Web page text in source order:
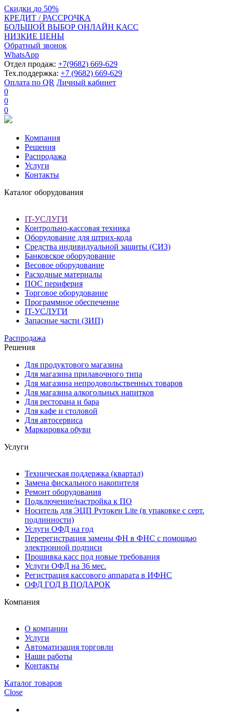
Скидки до 50%
КРЕДИТ / РАССРОЧКА
БОЛЬШОЙ ВЫБОР ОНЛАЙН КАСС
НИЗКИЕ ЦЕНЫ
Обратный звонок
WhatsApp
Отдел продаж: +7(9682) 669-629
Тех.поддержка: +7 (9682) 669-629
Оплата по QR Личный кабинет
0
0
0
Компания
Решения
Распродажа
Услуги
Контакты
Каталог оборудования
IT-УСЛУГИ
Контрольно-кассовая техника
Оборудование для штрих-кода
Средства индивидуальной защиты (СИЗ)
Банковское оборудование
Весовое оборудование
Расходные материалы
ПОС периферия
Торговое оборудование
Программное обеспечение
IT-УСЛУГИ
Запасные части (ЗИП)
Распродажа
Решения
Для продуктового магазина
Для магазина прилавочного типа
Для магазина непродовольственных товаров
Для магазина алкогольных напитков
Для ресторана и бара
Для кафе и столовой
Для автосервиса
Маркировка обуви
Услуги
Техническая поддержка (квартал)
Замена фискального накопителя
Ремонт оборудования
Подключение/настройка к ПО
Носитель для ЭЦП Рутокен Lite (в упаковке с серт.
подлинности)
Услуги ОФД на год
Перерегистрация замены ФН в ФНС с помощью
электронной подписи
Прошивка касс под новые требования
Услуги ОФД на 36 мес.
Регистрация кассового аппарата в ИФНС
ОФД ГОД В ПОДАРОК
Компания
О компании
Услуги
Автоматизация торговли
Наши работы
Контакты
Каталог товаров
Close